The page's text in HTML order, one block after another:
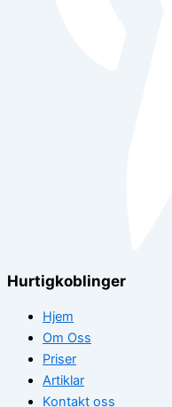
Hurtigkoblinger
Hjem
Om Oss
Priser
Artiklar
Kontakt oss